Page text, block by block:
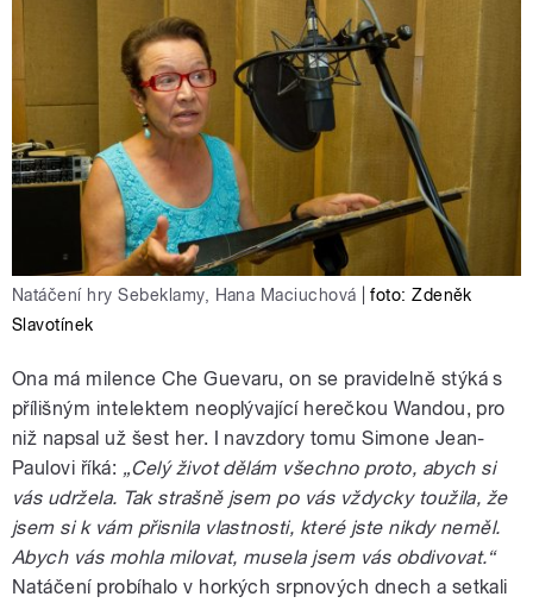
Natáčení hry Sebeklamy, Hana Maciuchová
foto: Zdeněk
Slavotínek
Ona má milence Che Guevaru, on se pravidelně stýká s
přílišným intelektem neoplývající herečkou Wandou, pro
niž napsal už šest her. I navzdory tomu Simone Jean-
Paulovi říká: „Celý život dělám všechno proto, abych si
vás udržela. Tak strašně jsem po vás vždycky toužila, že
jsem si k vám přisnila vlastnosti, které jste nikdy neměl.
Abych vás mohla milovat, musela jsem vás obdivovat.“
Natáčení probíhalo v horkých srpnových dnech a setkali